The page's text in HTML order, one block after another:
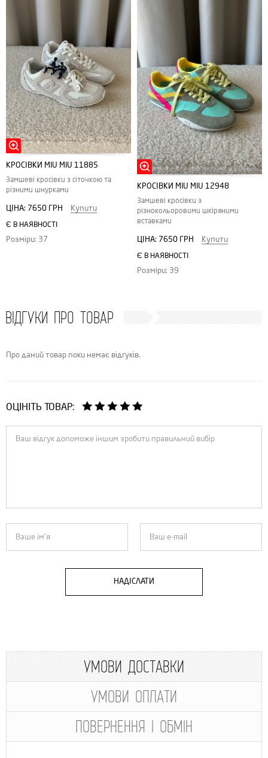
КРОСІВКИ MIU MIU 11885
Замшеві кросівки з сіточкою та
різними шнурками
ЦІНА: 7650 ГРН Купити
Є В НАЯВНОСТІ
Розміри: 37
КРОСІВКИ MIU MIU 12948
Замшеві кросівки з
різнокольоровими шкіряними
вставками
ЦІНА: 7650 ГРН Купити
Є В НАЯВНОСТІ
Розміри: 39
ВІДГУКИ ПРО ТОВАР
Про даний товар поки немає відгуків.
ОЦІНІТЬ ТОВАР:
НАДІСЛАТИ
УМОВИ ДОСТАВКИ
УМОВИ ОПЛАТИ
ПОВЕРНЕННЯ І ОБМІН